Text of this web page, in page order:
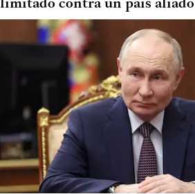
limitado contra un país aliado